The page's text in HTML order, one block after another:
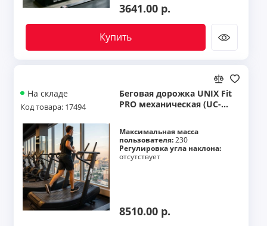
3641.00 р.
Купить
На складе
Код товара: 17494
Беговая дорожка UNIX Fit
PRO механическая (UC-97
Максимальная масса
пользователя:230
Регулировка угла наклона:
отсутствует
8510.00 р.